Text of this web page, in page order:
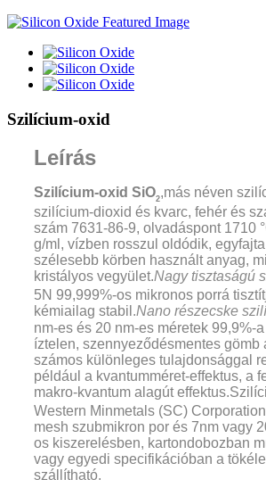
Szilícium-oxid
Leírás
Szilícium-oxid SiO2,más néven
szilícium-dioxid és kvarc, fehér és
szám 7631-86-9, olvadáspont 1710
g/ml, vízben rosszul oldódik,
szélesebb körben használt anyag,
kristályos vegyület.Nagy tisztaságú
5N 99,999%-os mikronos porrá
kémiailag stabil .Nano részecske
nm-es és 20 nm-es méretek 99,9%-
íztelen, szennyeződésmentes gömb
számos különleges tulajdonsággal
például a kvantumméret-effektus, a
makro-kvantum alagút
Western Minmetals (SC)
mesh szubmikron por és 7nm vagy
os kiszerelésben, kartondobozban
vagy egyedi specifikációban a
szállítható.